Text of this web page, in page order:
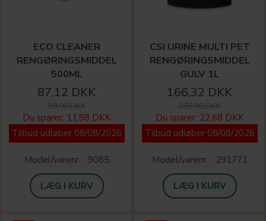
ECO CLEANER
RENGØRINGSMIDDEL
500ML
87,12 DKK
99,00 DKK
Du sparer: 11,88 DKK
Tilbud udløber 08/08/2026
Model/varenr.: 9085
LÆG I KURV
CSI URINE MULTI PET
RENGØRINGSMIDDEL
GULV 1L
166,32 DKK
189,00 DKK
Du sparer: 22,68 DKK
Tilbud udløber 08/08/2026
Model/varenr.: 291771
LÆG I KURV